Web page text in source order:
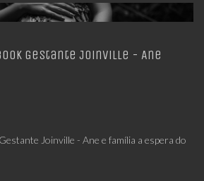
Gestante Joinville - Ane
Joinville - Ane e família a espera do